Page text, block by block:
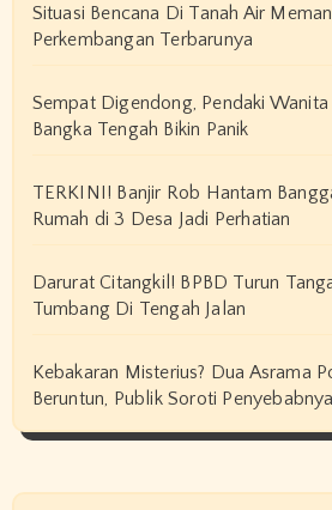
Situasi Bencana Di Tanah Air
Perkembangan Terbarunya
Sempat Digendong, Pendaki
Bangka Tengah Bikin Panik
TERKINI! Banjir Rob Hantam
Rumah di 3 Desa Jadi Perhatian
Darurat Citangkil! BPBD Turun
Tumbang Di Tengah Jalan
Kebakaran Misterius? Dua Asrama
Beruntun, Publik Soroti Penyebabnya